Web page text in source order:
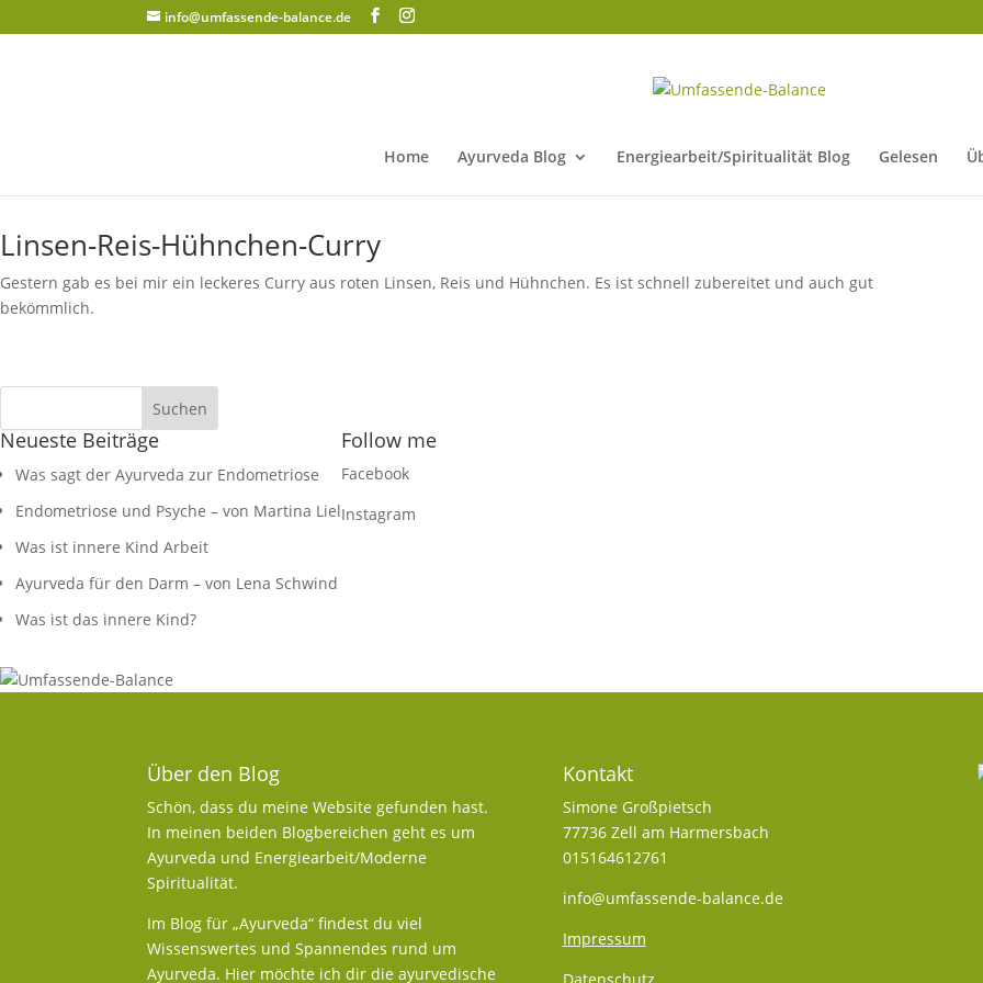
info@umfassende-balance.de
Home Ayurveda Blog Energiearbeit/Spiritualität Blog Gelesen
Linsen-Reis-Hühnchen-Curry
Gestern gab es bei mir ein leckeres Curry aus roten Linsen, Reis und Hühnchen. Es ist schnell zubereitet und auch gut
bekömmlich.
Neueste Beiträge
Was sagt der Ayurveda zur Endometriose
Endometriose und Psyche – von Martina Liel
Was ist innere Kind Arbeit
Ayurveda für den Darm – von Lena Schwind
Was ist das innere Kind?
Follow me
Facebook
Instagram
Über den Blog
Schön, dass du meine Website gefunden hast.
In meinen beiden Blogbereichen geht es um
Ayurveda und Energiearbeit/Moderne
Spiritualität.
Im Blog für „Ayurveda“ findest du viel
Wissenswertes und Spannendes rund um
Ayurveda. Hier möchte ich dir die ayurvedische
Kontakt
Simone Großpietsch
77736 Zell am Harmersbach
015164612761
info@umfassende-balance.de
Impressum
Datenschutz